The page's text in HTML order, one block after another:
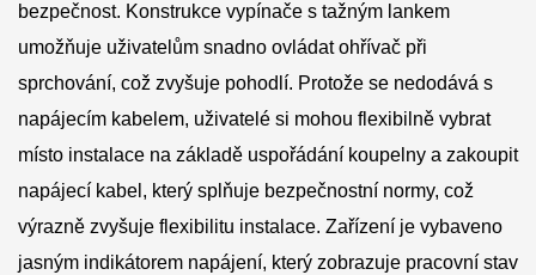
bezpečnost. Konstrukce vypínače s tažným lankem
umožňuje uživatelům snadno ovládat ohřívač při
sprchování, což zvyšuje pohodlí. Protože se nedodává s
napájecím kabelem, uživatelé si mohou flexibilně vybrat
místo instalace na základě uspořádání koupelny a zakoupit
napájecí kabel, který splňuje bezpečnostní normy, což
výrazně zvyšuje flexibilitu instalace. Zařízení je vybaveno
jasným indikátorem napájení, který zobrazuje pracovní stav